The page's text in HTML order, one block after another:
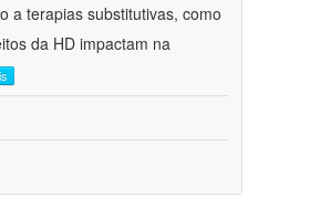
a terapias substitutivas, como
da HD impactam na